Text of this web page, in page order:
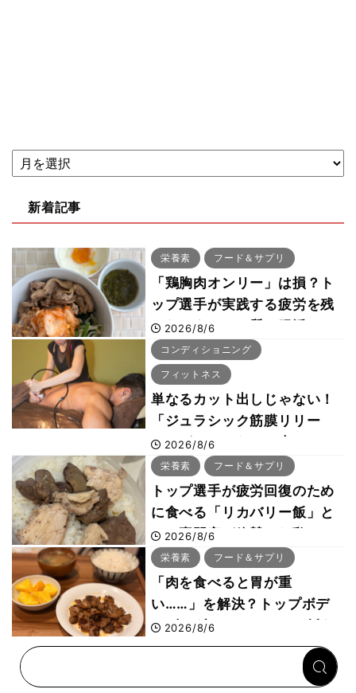
新着記事
栄養素 フード＆サプリ
「鶏胸肉オンリー」は損？ト
ップ選手が実践する疲労を残
さないタンパク質＆腸活コン
ボ
2026/8/6
コンディショニング
フィットネス
単なるカット出しじゃない！
「ジュラシック筋膜リリー
ス」が口コミだけで大ヒット
した納得の理由 木澤大祐が
解説
2026/8/6
栄養素 フード＆サプリ
トップ選手が疲労回復のため
に食べる「リカバリー飯」と
は？専門家が絶賛した鶏レバ
ー活用法
2026/8/6
栄養素 フード＆サプリ
「肉を食べると胃が重
い……」を解決？トップボデ
ィビルダーのリカバリー飯を
専門家がロジカル解説
2026/8/6